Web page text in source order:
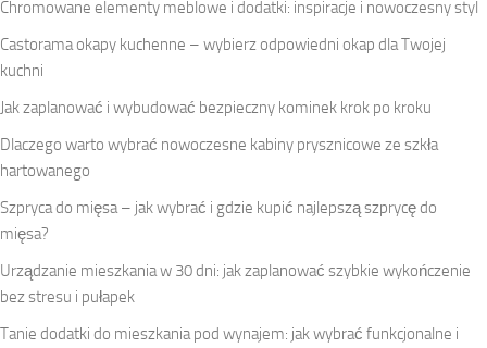
Chromowane elementy meblowe i dodatki: inspiracje i nowoczesny styl
Castorama okapy kuchenne – wybierz odpowiedni okap dla Twojej
kuchni
Jak zaplanować i wybudować bezpieczny kominek krok po kroku
Dlaczego warto wybrać nowoczesne kabiny prysznicowe ze szkła
hartowanego
Szpryca do mięsa – jak wybrać i gdzie kupić najlepszą szprycę do
mięsa?
Urządzanie mieszkania w 30 dni: jak zaplanować szybkie wykończenie
bez stresu i pułapek
Tanie dodatki do mieszkania pod wynajem: jak wybrać funkcjonalne i